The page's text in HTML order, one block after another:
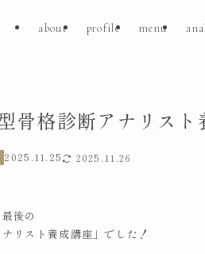
about profile menu
骨格診断アナリス
2025.11.25 2025.11.26
後の
リスト養成講座」でした！